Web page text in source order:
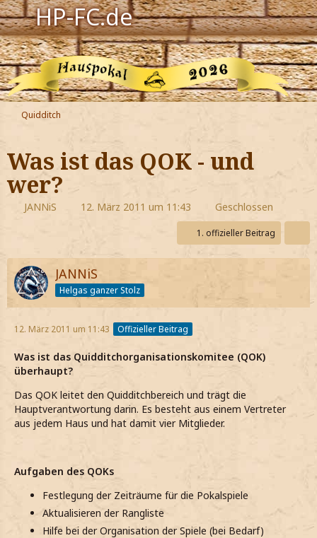
HP-FC.de
Navigation
Harry Potter
Der HP-FC
Hogwarts
Zauberwelt
Willkommen
Jetzt Fanclub-Mitglied werden!
Quidditch
Was ist das QOK - und
wer?
JANNiS 12. März 2011 um 11:43 Geschlossen
1. offizieller Beitrag
JANNiS
Helgas ganzer Stolz
12. März 2011 um 11:43 Offizieller Beitrag
Was ist das Quidditchorganisationskomitee (QOK)
überhaupt?
Das QOK leitet den Quidditchbereich und trägt die
Hauptverantwortung darin. Es besteht aus einem Vertreter
aus jedem Haus und hat damit vier Mitglieder.
Aufgaben des QOKs
Festlegung der Zeiträume für die Pokalspiele
Aktualisieren der Rangliste
Hilfe bei der Organisation der Spiele (bei Bedarf)